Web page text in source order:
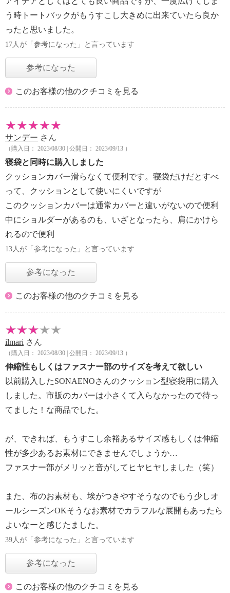
う時トートバックがもうすこし大きめに出来ていたら良か
ったと思いました。
17人が「参考になった」と言っています
参考になった
このお客様の他のクチコミを見る
サンデー さん
（購入日： 2023/08/30 | 公開日： 2023/09/13 ）
寝袋と同時に購入しました
クッションカバー滑らなくて便利です。寝袋だけだとすべ
って、クッションとして使いにくいですが
このクッションカバーは通常カバーと違いがないので便利
中にショルダーがあるのも、いざとなったら、肩にかけら
れるので便利
13人が「参考になった」と言っています
参考になった
このお客様の他のクチコミを見る
ilmari さん
（購入日： 2023/08/30 | 公開日： 2023/09/13 ）
伸縮性もしくはファスナー部のサイズを考えて欲しい
以前購入したSONAENOさんのクッション型寝袋用に購入
しました。市販のカバーは小さくて入らなかったので待っ
てました！な商品でした。
が、できれば、もうすこし余裕あるサイズ感もしくは伸縮
性が多少あるお素材にできませんでしょうか…
ファスナー部がメリッと音がしてヒヤヒヤしました（笑）
また、布のお素材も、埃がつきやすそうなのでもう少しオ
ールシーズンOKそうなお素材でカラフルな展開もあったら
よいなーと感じたました。
39人が「参考になった」と言っています
参考になった
このお客様の他のクチコミを見る